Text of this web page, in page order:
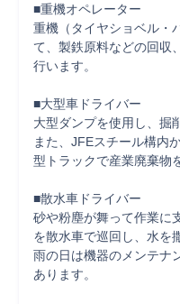
■重機オペレーター
重機（タイヤショベル・
て、製鉄原料などの回収
行います。
■大型車ドライバー
大型ダンプを使用し、掘
また、JFEスチール構内
型トラックで産業廃棄物
■散水車ドライバー
砂や粉塵が舞って作業に
を散水車で巡回し、水を
雨の日は機器のメンテナ
あります。